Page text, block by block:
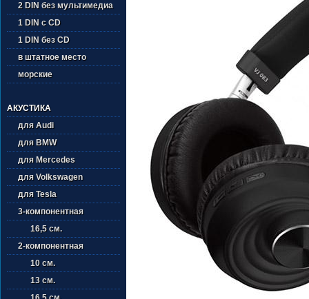
2 DIN без мультимедиа
1 DIN с CD
1 DIN без CD
в штатное место
морские
АКУСТИКА
для Audi
для BMW
для Mercedes
для Volkswagen
для Tesla
3-компонентная
16,5 см.
2-компонентная
10 см.
13 см.